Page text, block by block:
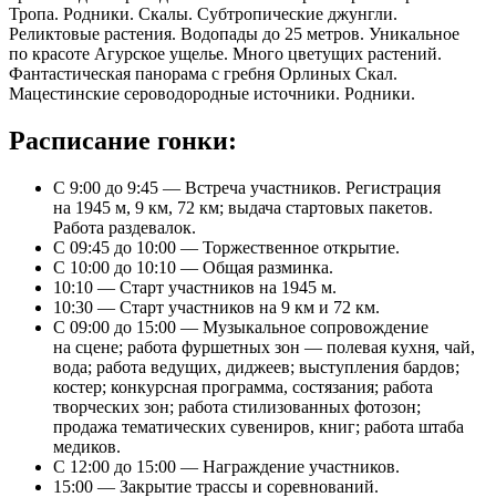
Тропа. Родники. Скалы. Субтропические джунгли.
Реликтовые растения. Водопады до 25 метров. Уникальное
по красоте Агурское ущелье. Много цветущих растений.
Фантастическая панорама с гребня Орлиных Скал.
Мацестинские сероводородные источники. Родники.
Расписание гонки:
С 9:00 до 9:45 — Встреча участников. Регистрация
на 1945 м, 9 км, 72 км; выдача стартовых пакетов.
Работа раздевалок.
С 09:45 до 10:00 — Торжественное открытие.
С 10:00 до 10:10 — Общая разминка.
10:10 — Старт участников на 1945 м.
10:30 — Старт участников на 9 км и 72 км.
С 09:00 до 15:00 — Музыкальное сопровождение
на сцене; работа фуршетных зон — полевая кухня, чай,
вода; работа ведущих, диджеев; выступления бардов;
костер; конкурсная программа, состязания; работа
творческих зон; работа стилизованных фотозон;
продажа тематических сувениров, книг; работа штаба
медиков.
С 12:00 до 15:00 — Награждение участников.
15:00 — Закрытие трассы и соревнований.